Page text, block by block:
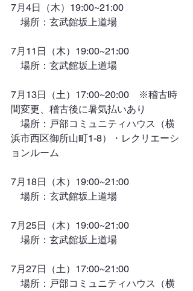
7月4日（木）19:00~21:00
場所：玄武館坂上道場
7月11日（木）19:00~21:00
場所：玄武館坂上道場
7月13日（土）17:00~20:00　※稽古時
間変更、稽古後に暑気払いあり
場所：戸部コミュニティハウス（横
浜市西区御所山町1-8）・レクリエーシ
ョンルーム
7月18日（木）19:00~21:00
場所：玄武館坂上道場
7月25日（木）19:00~21:00
場所：玄武館坂上道場
7月27日（土）17:00~21:00
場所：戸部コミュニティハウス（横